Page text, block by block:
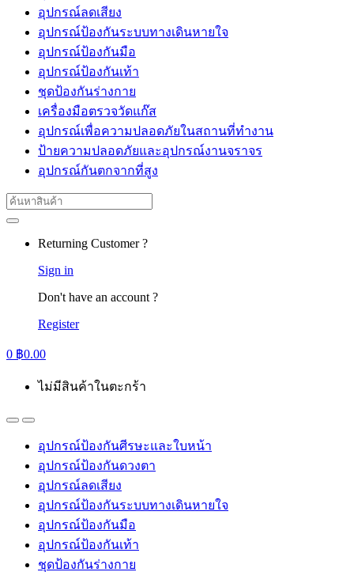
อุปกรณ์ลดเสียง
อุปกรณ์ป้องกันระบบทางเดินหายใจ
อุปกรณ์ป้องกันมือ
อุปกรณ์ป้องกันเท้า
ชุดป้องกันร่างกาย
เครื่องมือตรวจวัดแก๊ส
อุปกรณ์เพื่อความปลอดภัยในสถานที่ทำงาน
ป้ายความปลอดภัยและอุปกรณ์งานจราจร
อุปกรณ์กันตกจากที่สูง
Search
for:
Returning Customer ?
Sign in
Don't have an account ?
Register
0 ฿0.00
ไม่มีสินค้าในตะกร้า
อุปกรณ์ป้องกันศีรษะและใบหน้า
อุปกรณ์ป้องกันดวงตา
อุปกรณ์ลดเสียง
อุปกรณ์ป้องกันระบบทางเดินหายใจ
อุปกรณ์ป้องกันมือ
อุปกรณ์ป้องกันเท้า
ชุดป้องกันร่างกาย